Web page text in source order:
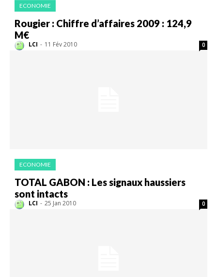
ECONOMIE
Rougier : Chiffre d’affaires 2009 : 124,9
M€
LCI - 11 Fév 2010 0
ECONOMIE
TOTAL GABON : Les signaux haussiers
sont intacts
LCI - 25 Jan 2010 0